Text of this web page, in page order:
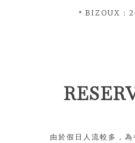
＊BIZOUX：2
由於假日人流較多，